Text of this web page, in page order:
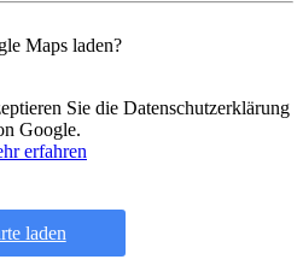
Sie die Datenschutzerklärung
Google.
erfahren
laden